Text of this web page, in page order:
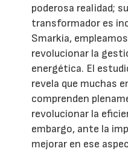
poderosa realidad;
transformador es
Smarkia,
revolucionar la
energética. El
revela que muchas
comprenden
revolucionar la
embargo, ante la
mejorar en ese